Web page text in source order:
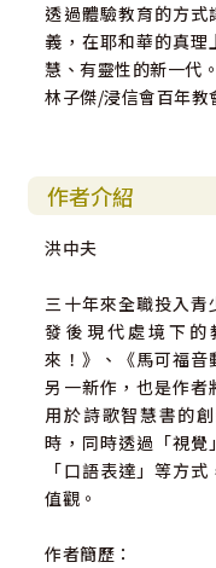
透過體驗教育的方
義，在耶和華的真
慧、有靈性的新一代。
林子傑/浸信會百年
作者介紹
洪中夫
三十年來全職投入
發後現代處境下
來！》、《馬可福
另一新作，也是作
用於詩歌智慧書的
時，同時透過「視覺
「口語表達」等方
值觀。
作者簡歷：